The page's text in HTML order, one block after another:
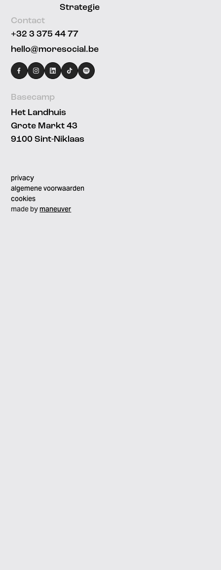
Strategie
Contact
+32 3 375 44 77
hello@moresocial.be
facebookinstagram
linkedinTiktokSpotify
Basecamp
Het Landhuis
Grote Markt 43
9100 Sint-Niklaas
privacy
algemene voorwaarden
cookies
made bymaneuver